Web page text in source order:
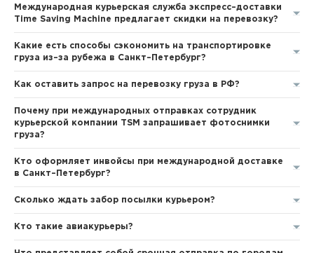
Международная курьерская служба экспресс–доставки
Time Saving Machine предлагает скидки на перевозку?
Какие есть способы сэкономить на транспортировке
груза из–за рубежа в Санкт–Петербург?
Как оставить запрос на перевозку груза в РФ?
Почему при международных отправках сотрудник
курьерской компании TSM запрашивает фотоснимки
груза?
Кто оформляет инвойсы при международной доставке
в Санкт–Петербург?
Сколько ждать забор посылки курьером?
Кто такие авиакурьеры?